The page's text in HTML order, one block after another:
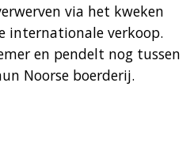
via het kweken
internationale verkoop.
en pendelt nog tussen
Noorse boerderij.